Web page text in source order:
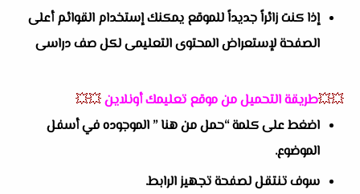
إذا كنت زائراً جديداً للموقع يمكنك إستخدام القوائم أعلى
الصفحة لإستعراض المحتوى التعليمى لكل صف دراسى
💥💥طريقة التحميل من موقع تعليمك أونلاين💥💥
اضغط على كلمة “حمل من هنا ” الموجوده في أسفل
الموضوع.
سوف تنتقل لصفحة تجهيز الرابط.